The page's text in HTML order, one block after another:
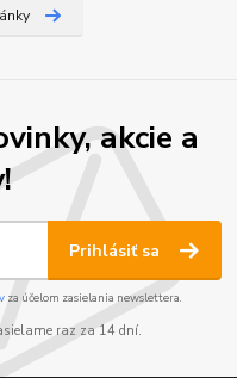
akcie a
Prihlásiť sa
za účelom zasielania newslettera.
raz za 14 dní.